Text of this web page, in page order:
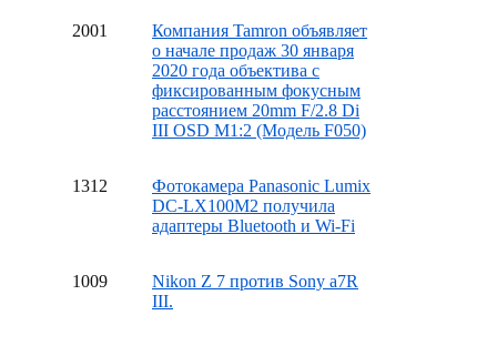
2001
Компания Tamron объявляет
о начале продаж 30 января
2020 года объектива с
фиксированным фокусным
расстоянием 20mm F/2.8 Di
III OSD M1:2 (Модель F050)
1312
Фотокамера Panasonic Lumix
DC-LX100M2 получила
адаптеры Bluetooth и Wi-Fi
1009
Nikon Z 7 против Sony a7R
III.